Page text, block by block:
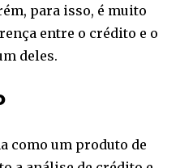
para isso, é muito
entre o crédito e o
deles.
como um produto de